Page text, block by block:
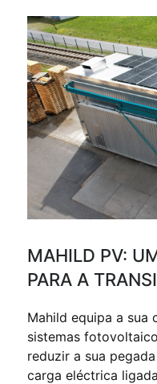
MAHILD PV:
PARA A
Mahild equipa a sua
sistemas
reduzir a sua
carga eléctrica